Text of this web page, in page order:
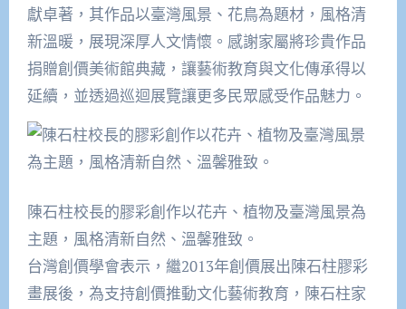
獻卓著，其作品以臺灣風景、花鳥為題材，風格清
新溫暖，展現深厚人文情懷。感謝家屬將珍貴作品
捐贈創價美術館典藏，讓藝術教育與文化傳承得以
延續，並透過巡迴展覽讓更多民眾感受作品魅力。
陳石柱校長的膠彩創作以花卉、植物及臺灣風景為
主題，風格清新自然、溫馨雅致。
台灣創價學會表示，繼2013年創價展出陳石柱膠彩
畫展後，為支持創價推動文化藝術教育，陳石柱家